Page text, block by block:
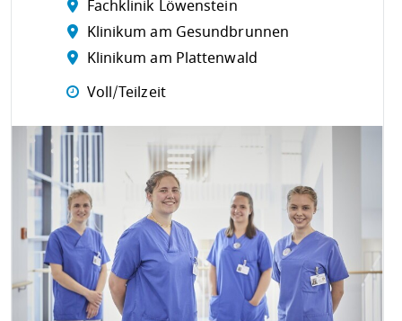
Fachklinik Löwenstein
Klinikum am Gesundbrunnen
Klinikum am Plattenwald
Voll/Teilzeit